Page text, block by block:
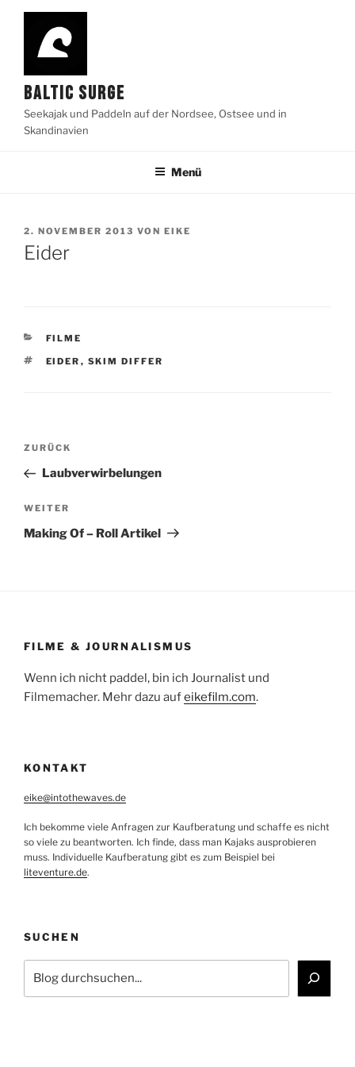
Zum
springen
BALTIC SURGE
Seekajak und Paddeln auf der Nordsee, Ostsee und in
Skandinavien
Menü
VERÖFFENTLICHT
AM
2. NOVEMBER 2013 VON EIKE
Eider
KATEGORIEN
FILME
SCHLAGWÖRTER
EIDER , SKIM DIFFER
Beitragsnavigation
Vorheriger
Beitrag
ZURÜCK
Laubverwirbelungen
Nächster
Beitrag
WEITER
Making Of – Roll Artikel
FILME & JOURNALISMUS
Wenn ich nicht paddel, bin ich Journalist und
Filmemacher. Mehr dazu aufeikefilm.com.
KONTAKT
eike@intothewaves.de
Ich bekomme viele Anfragen zur Kaufberatung und schaffe es nicht
so viele zu beantworten. Ich finde, dass man Kajaks ausprobieren
muss. Individuelle Kaufberatung gibt es zum Beispiel bei
liteventure.de.
SUCHEN